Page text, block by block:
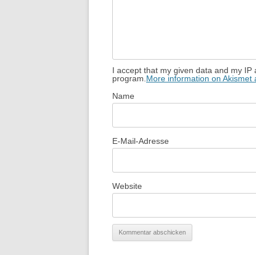
I accept that my given data and my
program. More information on Akismet
Name
E-Mail-Adresse
Website